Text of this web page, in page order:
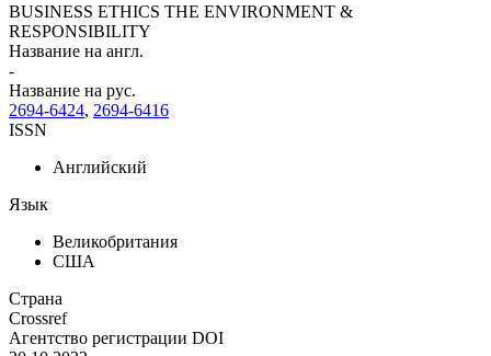
BUSINESS ETHICS THE ENVIRONMENT &
RESPONSIBILITY
Название на англ.
-
Название на рус.
2694-6424, 2694-6416
ISSN
Английский
Язык
Великобритания
США
Страна
Crossref
Агентство регистрации DOI